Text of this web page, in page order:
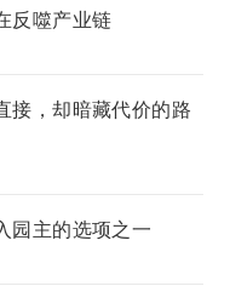
反噬产业链
接，却暗藏代价的路
园主的选项之一